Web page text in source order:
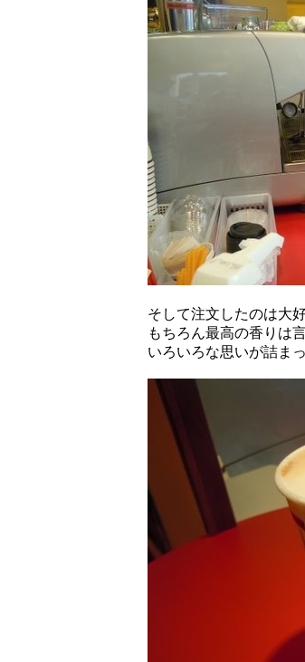
そして注文したのは大
もちろん最高の香りは
いろいろな思いが詰ま